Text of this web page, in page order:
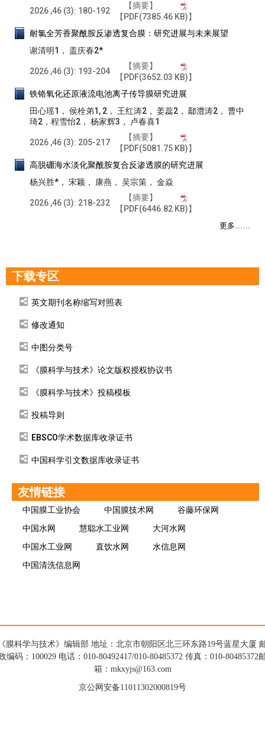
2026 ,46 (3): 180-192
【摘要】
【PDF(7385.46 KB)】
耐氯全芳香聚酰胺反渗透复合膜：研究进展与未来展望
谢清明1， 盖庆春2*
2026 ,46 (3): 193-204
【摘要】
【PDF(3652.03 KB)】
铁铬氧化还原液流电池离子传导膜研究进展
田心瑶1， 侯栓弟1, 2， 王红涛2， 姜蕊2， 鄢澧涛2， 曹中
琦2，程雪怡2， 杨家辉3， 卢春喜1
2026 ,46 (3): 205-217
【摘要】
【PDF(5081.75 KB)】
高脱硼海水淡化聚酰胺复合反渗透膜的研究进展
杨兴胜*， 宋颖， 康燕， 吴宗策， 金焱
2026 ,46 (3): 218-232
【摘要】
【PDF(6446.82 KB)】
更多……
下载专区
英文期刊名称缩写对照表
修改通知
中图分类号
《膜科学与技术》论文版权授权协议书
《膜科学与技术》投稿模板
投稿导则
EBSCO学术数据库收录证书
中国科学引文数据库收录证书
友情链接
中国膜工业协会 中国膜技术网 谷藤环保网
中国水网 慧聪水工业网 大河水网
中国水工业网 直饮水网 水信息网
中国清洗信息网
膜科学与技术》编辑部 地址：北京市朝阳区北三环东路19号蓝星大厦
编码：100029 电话：010-80492417/010-80485372 传真：010-80485372
箱：mkxyjs@163.com
京公网安备11011302000819号